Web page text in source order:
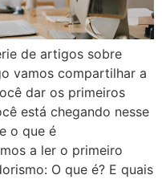
de artigos sobre
vamos compartilhar a
dar os primeiros
está chegando nesse
o que é
a ler o primeiro
O que é? E quais